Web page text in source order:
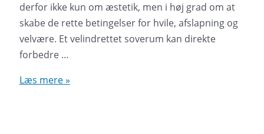
derfor ikke kun om æstetik, men i høj grad om at
skabe de rette betingelser for hvile, afslapning og
velvære. Et velindrettet soverum kan direkte
forbedre …
Indretning
Læs mere »